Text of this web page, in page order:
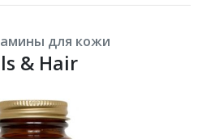
для кожи
& Hair